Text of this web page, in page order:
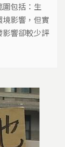
圍包括：生
境影響，但實
影響卻較少評